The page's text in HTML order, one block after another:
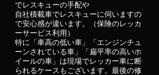
でレスキューの手配や
自社積載車でレスキューに伺いますの
で安心感が違います。（保険のレッカ
ーサービス利用）
​特に「車高の低い車」「エンジンチュ
ーンされている車」「扁平率の高いホ
イールの車」は現場でレッカー車に断
られるケースもございます。最後の修